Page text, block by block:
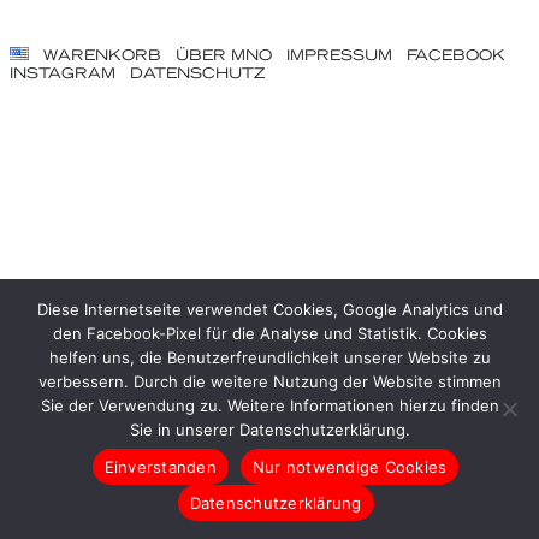
WARENKORB ÜBER MNO IMPRESSUM
FACEBOOK
INSTAGRAM
DATENSCHUTZ
Diese Internetseite verwendet Cookies, Google Analytics und
den Facebook-Pixel für die Analyse und Statistik. Cookies
helfen uns, die Benutzerfreundlichkeit unserer Website zu
verbessern. Durch die weitere Nutzung der Website stimmen
Sie der Verwendung zu. Weitere Informationen hierzu finden
Sie in unserer Datenschutzerklärung.
Einverstanden
Nur notwendige Cookies
Datenschutzerklärung